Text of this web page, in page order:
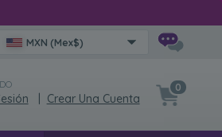
MXN (Mex$)
Crear Una Cuenta
0